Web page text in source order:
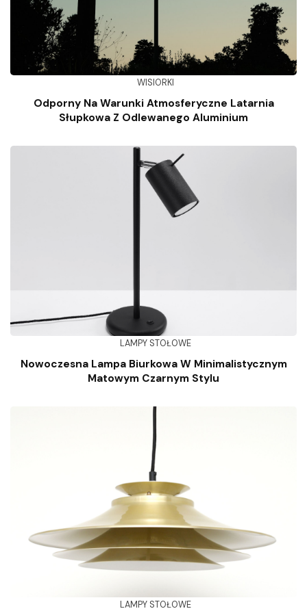
WISIORKI
Odporny Na Warunki Atmosferyczne Latarnia
Słupkowa Z Odlewanego Aluminium
LAMPY STOŁOWE
Nowoczesna Lampa Biurkowa W Minimalistycznym
Matowym Czarnym Stylu
LAMPY STOŁOWE